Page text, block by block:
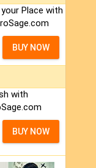
Place with
BUY NOW
with
BUY NOW